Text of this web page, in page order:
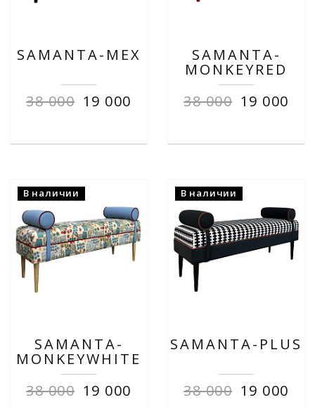
SAMANTA-MEX
38 000 19 000
SAMANTA-
MONKEYRED
38 000 19 000
В наличии
SAMANTA-
MONKEYWHITE
38 000 19 000
В наличии
SAMANTA-PLUS
38 000 19 000